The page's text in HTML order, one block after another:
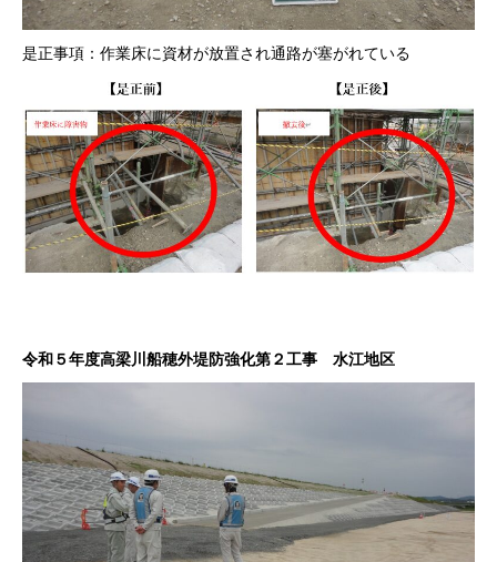
是正事項：作業床に資材が放置され通路が塞がれている
令和５年度高梁川船穂外堤防強化第２工事 水江地区